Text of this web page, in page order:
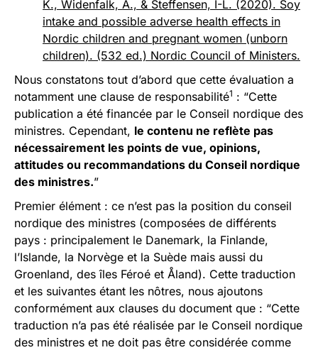
K., Widenfalk, A., & Steffensen, I-L. (2020). Soy
intake and possible adverse health effects in
Nordic children and pregnant women (unborn
children). (532 ed.) Nordic Council of Ministers.
Nous constatons tout d’abord que cette évaluation a
notamment une clause de responsabilité1 : “Cette
publication a été financée par le Conseil nordique des
ministres. Cependant, le contenu ne reflète pas
nécessairement les points de vue, opinions,
attitudes ou recommandations du Conseil nordique
des ministres.”
Premier élément : ce n’est pas la position du conseil
nordique des ministres (composées de différents
pays : principalement le Danemark, la Finlande,
l’Islande, la Norvège et la Suède mais aussi du
Groenland, des îles Féroé et Åland). Cette traduction
et les suivantes étant les nôtres, nous ajoutons
conformément aux clauses du document que : “Cette
traduction n’a pas été réalisée par le Conseil nordique
des ministres et ne doit pas être considérée comme